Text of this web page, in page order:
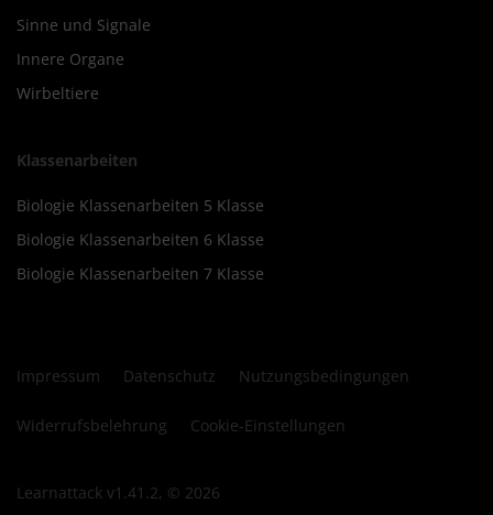
Sinne und Signale
Innere Organe
Wirbeltiere
Klassenarbeiten
Biologie Klassenarbeiten 5 Klasse
Biologie Klassenarbeiten 6 Klasse
Biologie Klassenarbeiten 7 Klasse
Impressum Datenschutz Nutzungsbedingungen
Widerrufsbelehrung Cookie-Einstellungen
Learnattack v1.41.2, © 2026